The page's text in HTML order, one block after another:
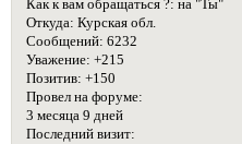
Как к вам обращаться ?: на "Ты"
Откуда: Курская обл.
Сообщений: 6232
Уважение: +215
Позитив: +150
Провел на форуме:
3 месяца 9 дней
Последний визит: